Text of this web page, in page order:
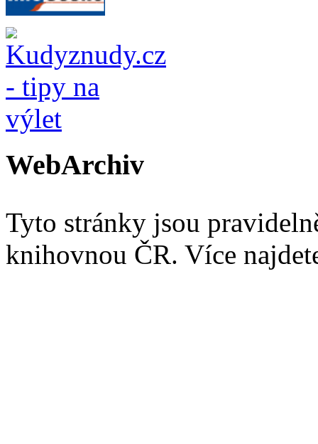
WebArchiv
Tyto stránky jsou
knihovnou ČR. Více